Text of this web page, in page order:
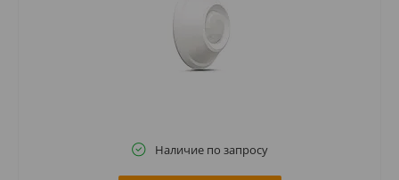
Наличие по запросу